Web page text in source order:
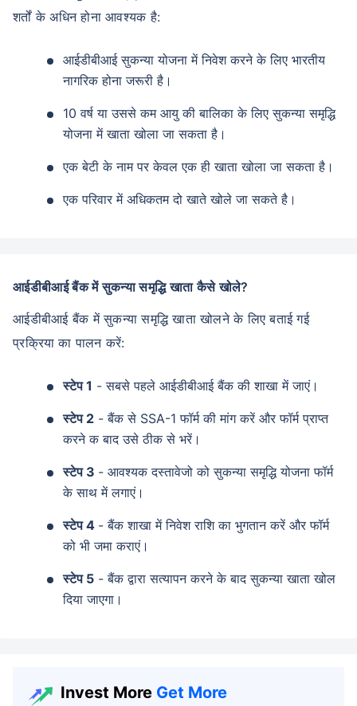
शर्तों के अधिन होना आवश्यक है:
आईडीबीआई सुकन्या योजना में निवेश करने के लिए भारतीय
नागरिक होना जरूरी है।
10 वर्ष या उससे कम आयु की बालिका के लिए सुकन्या समृद्धि
योजना में खाता खोला जा सकता है।
एक बेटी के नाम पर केवल एक ही खाता खोला जा सकता है।
एक परिवार में अधिकतम दो खाते खोले जा सकते है।
आईडीबीआई बैंक में सुकन्या समृद्धि खाता कैसे खोले?
आईडीबीआई बैंक में सुकन्या समृद्धि खाता खोलने के लिए बताई गई
प्रक्रिया का पालन करें:
स्टेप 1 - सबसे पहले आईडीबीआई बैंक की शाखा में जाएं।
स्टेप 2 - बैंक से SSA-1 फॉर्म की मांग करें और फॉर्म प्राप्त
करने क बाद उसे ठीक से भरें।
स्टेप 3 - आवश्यक दस्तावेजो को सुकन्या समृद्धि योजना फॉर्म
के साथ में लगाएं।
स्टेप 4 - बैंक शाखा में निवेश राशि का भुगतान करें और फॉर्म
को भी जमा कराएं।
स्टेप 5 - बैंक द्वारा सत्यापन करने के बाद सुकन्या खाता खोल
दिया जाएगा।
Invest More Get More